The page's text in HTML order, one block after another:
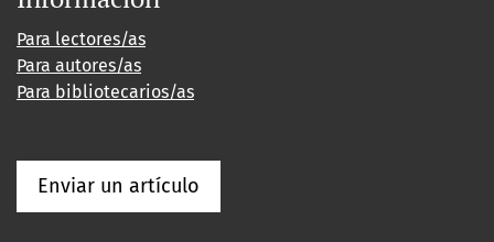
Para lectores/as
Para autores/as
Para bibliotecarios/as
Enviar un artículo